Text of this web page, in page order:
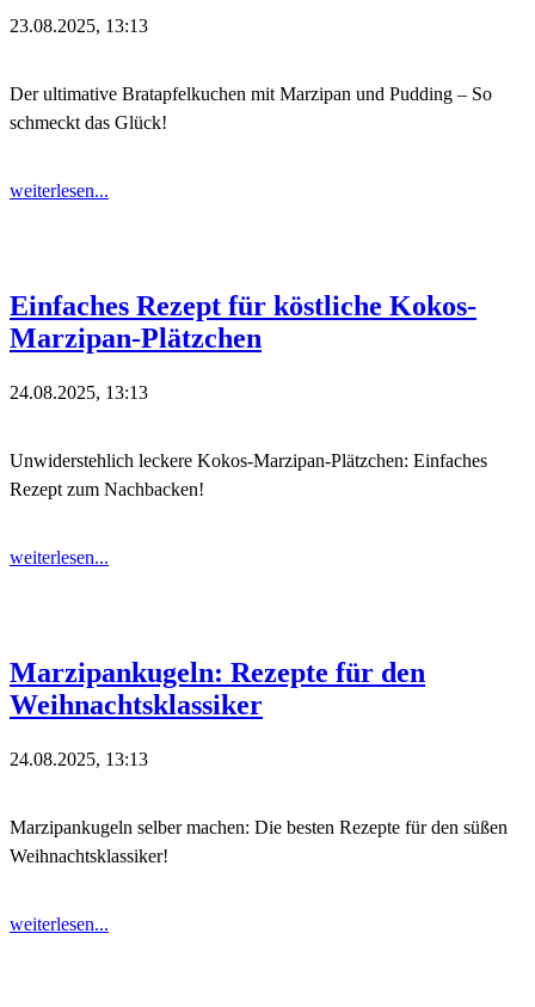
23.08.2025, 13:13
Der ultimative Bratapfelkuchen mit Marzipan und Pudding – So
schmeckt das Glück!
weiterlesen...
Einfaches Rezept für köstliche Kokos-
Marzipan-Plätzchen
24.08.2025, 13:13
Unwiderstehlich leckere Kokos-Marzipan-Plätzchen: Einfaches
Rezept zum Nachbacken!
weiterlesen...
Marzipankugeln: Rezepte für den
Weihnachtsklassiker
24.08.2025, 13:13
Marzipankugeln selber machen: Die besten Rezepte für den süßen
Weihnachtsklassiker!
weiterlesen...